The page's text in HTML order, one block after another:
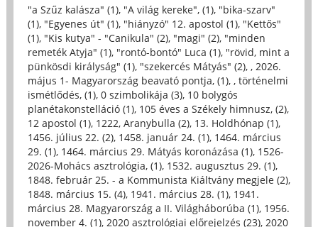
"a Szűz kalásza" (1), "A világ kereke", (1), "bika-szarv"
(1), "Egyenes út" (1), "hiányzó" 12. apostol (1), "Kettős"
(1), "Kis kutya" - "Canikula" (2), "magi" (2), "minden
remeték Atyja" (1), "rontó-bontó" Luca (1), "rövid, mint a
pünkösdi királyság" (1), "szekercés Mátyás" (2), , 2026.
május 1- Magyarország beavató pontja, (1), , történelmi
ismétlődés, (1), 0 szimbolikája (3), 10 bolygós
planétakonstelláció (1), 105 éves a Székely himnusz, (2),
12 apostol (1), 1222, Aranybulla (2), 13. Holdhónap (1),
1456. július 22. (2), 1458. január 24. (1), 1464. március
29. (1), 1464. március 29. Mátyás koronázása (1), 1526-
2026-Mohács asztrológia, (1), 1532. augusztus 29. (1),
1848. február 25. - a Kommunista Kiáltvány megjele (2),
1848. március 15. (4), 1941. március 28. (1), 1941.
március 28. Magyarország a II. Világháborúba (1), 1956.
november 4. (1), 2020 asztrológiai előrejelzés (23), 2020